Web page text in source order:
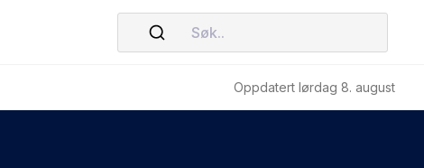
Søk..
Oppdatert lørdag 8. august